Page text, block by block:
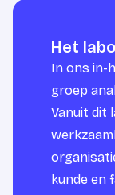
Het
In ons in-
groep
Vanuit dit
kunde en